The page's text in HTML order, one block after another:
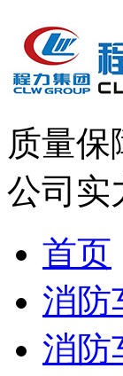
质量保
公司实
首页
消防
消防